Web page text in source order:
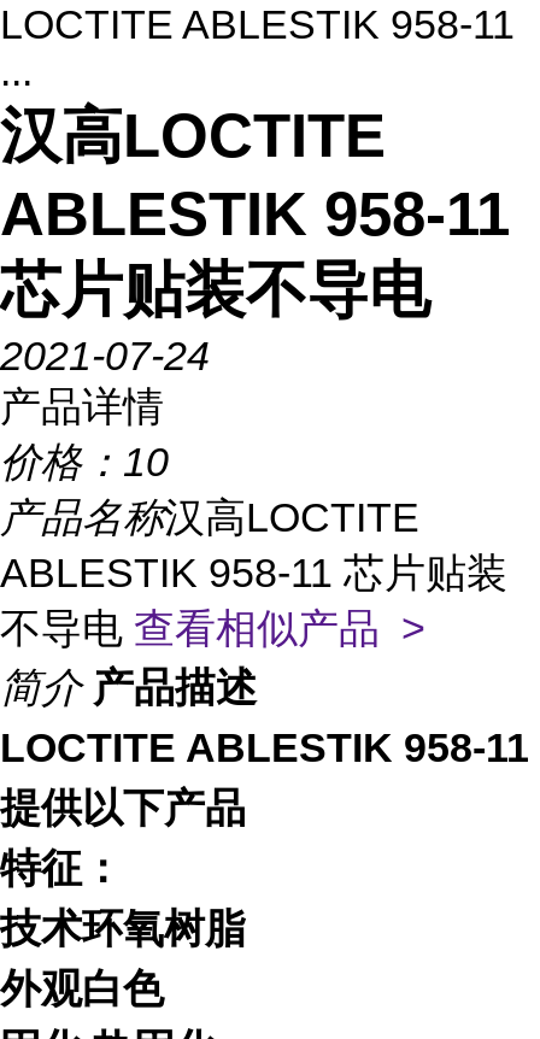
LOCTITE ABLESTIK 958-11
...
汉高LOCTITE
ABLESTIK 958-11
芯片贴装不导电
2021-07-24
产品详情
价格： 10
产品名称汉高LOCTITE
ABLESTIK 958-11 芯片贴装
不导电 查看相似产品 >
简介 产品描述
LOCTITE ABLESTIK 958-11
提供以下产品
特征：
技术环氧树脂
外观白色